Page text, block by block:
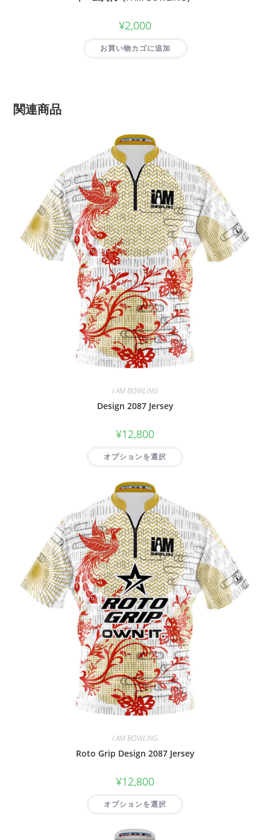
¥2,000
お買い物カゴに追加
関連商品
I AM BOWLING
Design 2087 Jersey
¥12,800
オプションを選択
I AM BOWLING
Roto Grip Design 2087 Jersey
¥12,800
オプションを選択